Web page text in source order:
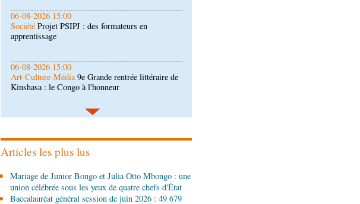
06-08-2026 15:00
Art-Culture-Média9e Grande rentrée littéraire de
Kinshasa : le Congo à l'honneur
06-08-2026 15:00
ÉconomieDeuxième édition de la Gfac : le défi
d’offrir à la nation des produits alimentaires de
06-08-2026 14:30
les stands, des surgelés dans les assiettes
SociétéÉpidémie d'Ebola : le gouvernement
renforce la riposte avec l'appui de l'OMS et
d'Africa CDC
Articles les plus lus
Mariage de Junior Bongo et Julia Otto Mbongo : une
union célébrée sous les yeux de quatre chefs d'État
Baccalauréat général session de juin 2026 : 49 679